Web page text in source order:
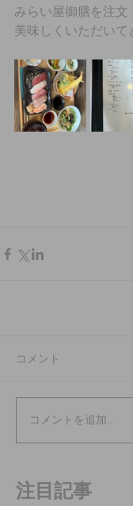
みらい屋御膳を注文
美味しくいただいて
コメント
コメントを追加…
注目記事